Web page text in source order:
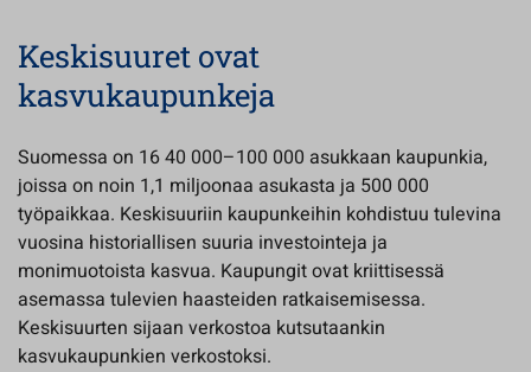
Keskisuuret ovat
kasvukaupunkeja
Suomessa on 16 40 000–100 000 asukkaan kaupunkia,
joissa on noin 1,1 miljoonaa asukasta ja 500 000
työpaikkaa. Keskisuuriin kaupunkeihin kohdistuu tulevina
vuosina historiallisen suuria investointeja ja
monimuotoista kasvua. Kaupungit ovat kriittisessä
asemassa tulevien haasteiden ratkaisemisessa.
Keskisuurten sijaan verkostoa kutsutaankin
kasvukaupunkien verkostoksi.